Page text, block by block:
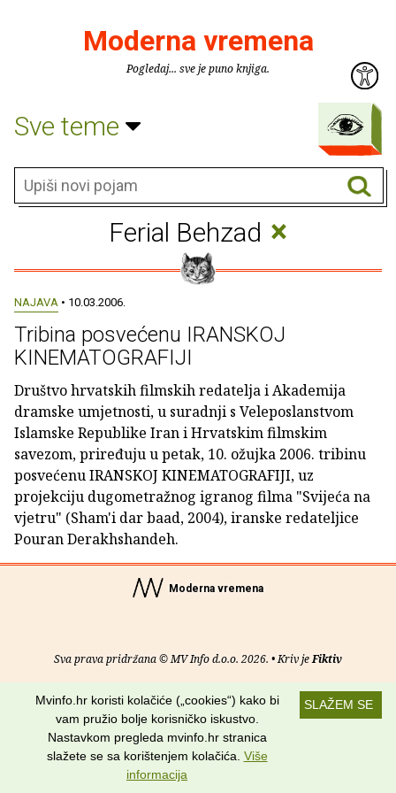
Moderna vremena
Pogledaj... sve je puno knjiga.
Sve teme
Ferial Behzad ×
NAJAVA • 10.03.2006.
Tribina posvećenu IRANSKOJ
KINEMATOGRAFIJI
Društvo hrvatskih filmskih redatelja i Akademija
dramske umjetnosti, u suradnji s Veleposlanstvom
Islamske Republike Iran i Hrvatskim filmskim
savezom, priređuju u petak, 10. ožujka 2006. tribinu
posvećenu IRANSKOJ KINEMATOGRAFIJI, uz
projekciju dugometražnog igranog filma "Svijeća na
vjetru" (Sham'i dar baad, 2004), iranske redateljice
Pouran Derakhshandeh.
Moderna vremena
Sva prava pridržana © MV Info d.o.o. 2026. • Kriv jeFiktiv
O nama • Pomoć• Uvjeti korištenja• RSS kanali
Potraži nas na:
SLAŽEM SE
Mvinfo.hr koristi kolačiće („cookies“) kako bi
vam pružio bolje korisničko iskustvo.
Nastavkom pregleda mvinfo.hr stranica
slažete se sa korištenjem kolačića. Više
informacija